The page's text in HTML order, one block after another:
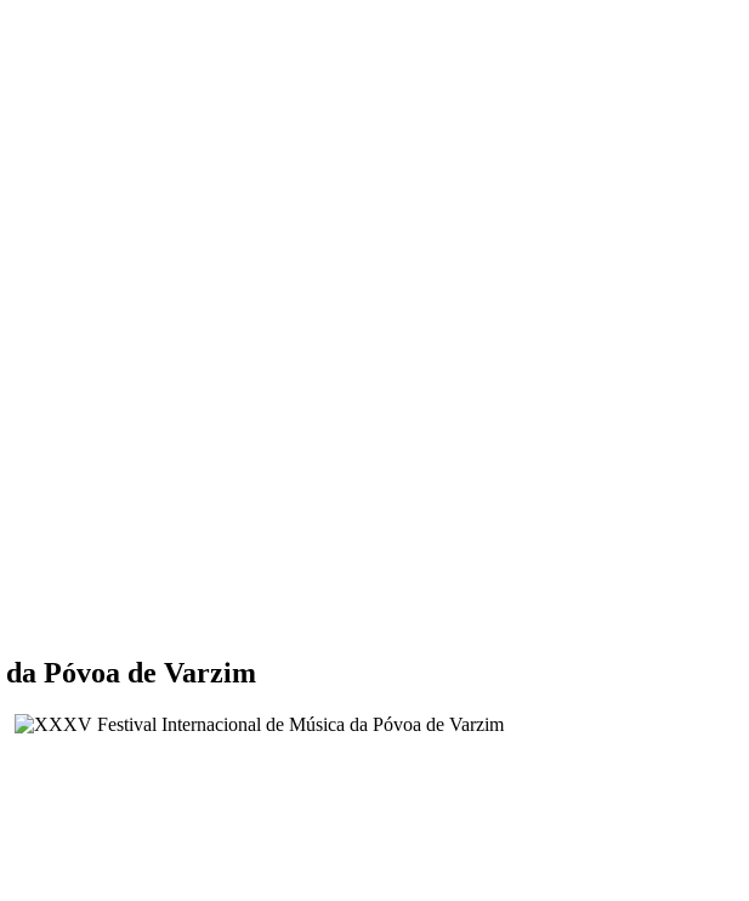
Póvoa de Varzim